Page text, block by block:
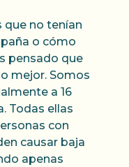
que no tenían
o cómo
pensado que
mejor. Somos
a 16
Todas ellas
con
causar baja
apenas